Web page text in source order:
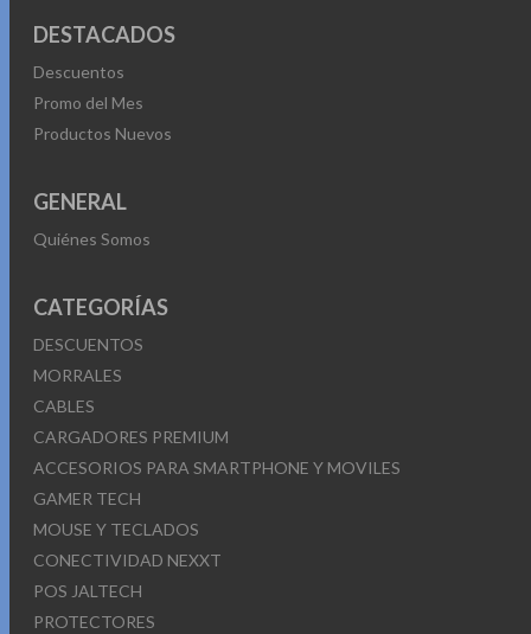
DESTACADOS
Descuentos
Promo del Mes
Productos Nuevos
GENERAL
Quiénes Somos
CATEGORÍAS
DESCUENTOS
MORRALES
CABLES
CARGADORES PREMIUM
ACCESORIOS PARA SMARTPHONE Y MOVILES
GAMER TECH
MOUSE Y TECLADOS
CONECTIVIDAD NEXXT
POS JALTECH
PROTECTORES